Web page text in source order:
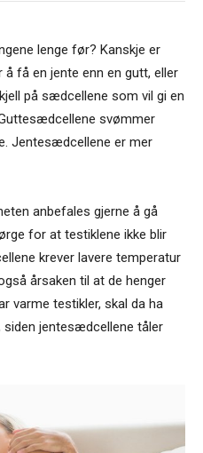
lenge før? Kanskje er
få en jente enn en gutt, eller
på sædcellene som vil gi en
svømmer
Jentesædcellene er mer
anbefales gjerne å gå
for at testiklene ikke blir
krever lavere temperatur
årsaken til at de henger
varme testikler, skal da ha
jentesædcellene tåler